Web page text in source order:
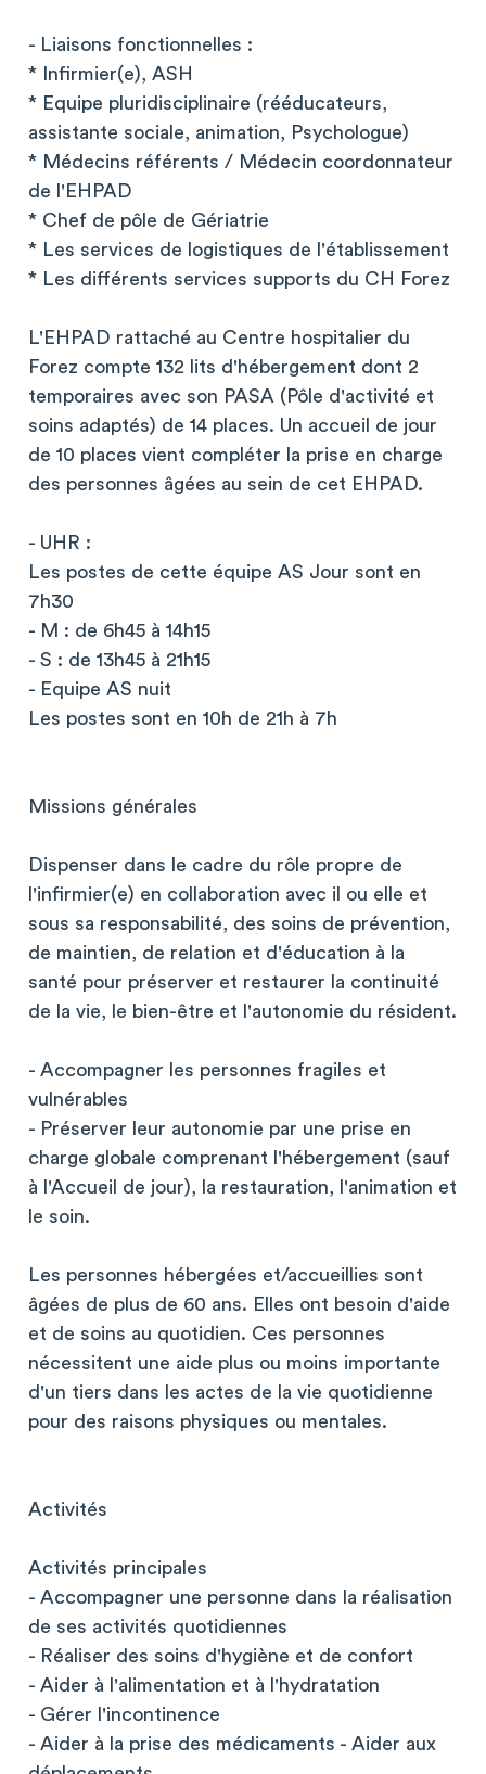
- Liaisons fonctionnelles :
* Infirmier(e), ASH
* Equipe pluridisciplinaire (rééducateurs,
assistante sociale, animation, Psychologue)
* Médecins référents / Médecin coordonnateur
de l'EHPAD
* Chef de pôle de Gériatrie
* Les services de logistiques de l'établissement
* Les différents services supports du CH Forez
L'EHPAD rattaché au Centre hospitalier du
Forez compte 132 lits d'hébergement dont 2
temporaires avec son PASA (Pôle d'activité et
soins adaptés) de 14 places. Un accueil de jour
de 10 places vient compléter la prise en charge
des personnes âgées au sein de cet EHPAD.
- UHR :
Les postes de cette équipe AS Jour sont en
7h30
- M : de 6h45 à 14h15
- S : de 13h45 à 21h15
- Equipe AS nuit
Les postes sont en 10h de 21h à 7h
Missions générales
Dispenser dans le cadre du rôle propre de
l'infirmier(e) en collaboration avec il ou elle et
sous sa responsabilité, des soins de prévention,
de maintien, de relation et d'éducation à la
santé pour préserver et restaurer la continuité
de la vie, le bien-être et l'autonomie du résident.
- Accompagner les personnes fragiles et
vulnérables
- Préserver leur autonomie par une prise en
charge globale comprenant l'hébergement (sauf
à l'Accueil de jour), la restauration, l'animation et
le soin.
Les personnes hébergées et/accueillies sont
âgées de plus de 60 ans. Elles ont besoin d'aide
et de soins au quotidien. Ces personnes
nécessitent une aide plus ou moins importante
d'un tiers dans les actes de la vie quotidienne
pour des raisons physiques ou mentales.
Activités
Activités principales
- Accompagner une personne dans la réalisation
de ses activités quotidiennes
- Réaliser des soins d'hygiène et de confort
- Aider à l'alimentation et à l'hydratation
- Gérer l'incontinence
- Aider à la prise des médicaments - Aider aux